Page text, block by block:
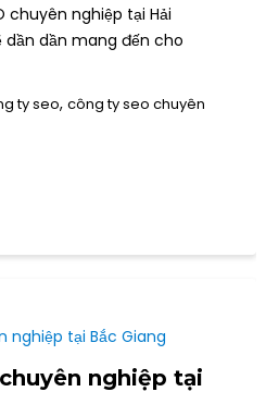
chuyên nghiệp tại Hải
dần dần mang đến cho
ty seo, công ty seo chuyên
nghiệp tại